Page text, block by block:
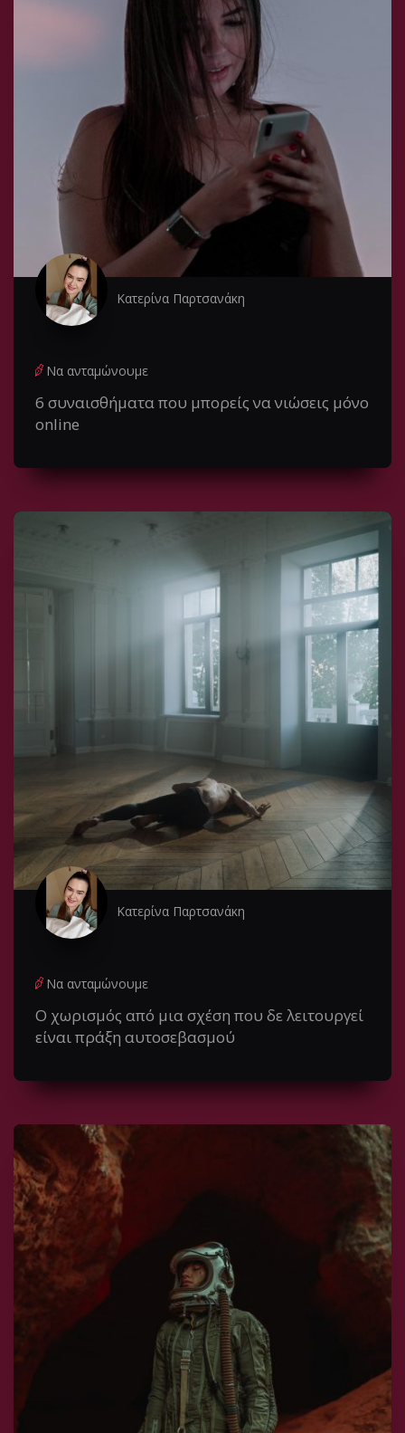
Κατερίνα Παρτσανάκη
Να ανταμώνουμε
6 συναισθήματα που μπορείς να νιώσεις μόνο
online
Κατερίνα Παρτσανάκη
Να ανταμώνουμε
Ο χωρισμός από μια σχέση που δε λειτουργεί
είναι πράξη αυτοσεβασμού